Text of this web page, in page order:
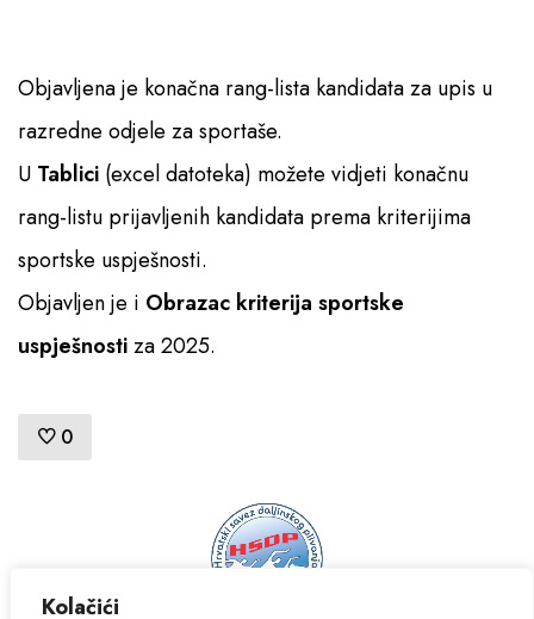
Kolačići
Kontakt
Pristup informacijama
Objavljena je konačna rang-lista kandidata za upis u
razredne odjele za sportaše.
U Tablici (excel datoteka) možete vidjeti konačnu
rang-listu prijavljenih kandidata prema kriterijima
sportske uspješnosti.
Objavljen je i Obrazac kriterija sportske
uspješnostiza 2025.
0